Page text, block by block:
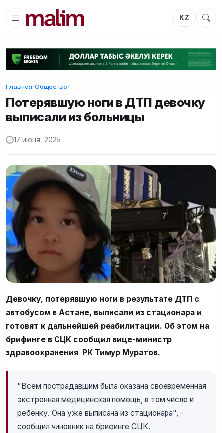
KZ
Главная/Общество/
Потерявшую ноги в ДТП девочку
выписали из больницы
17 июня, 2025
Девочку, потерявшую ноги в результате ДТП с
автобусом в Астане, выписали из стационара и
готовят к дальнейшей реабилитации. Об этом на
брифинге в СЦК сообщил вице-министр
здравоохранения РК Тимур Муратов.
"Всем пострадавшим была оказана своевременная
экстренная медицинская помощь, в том числе и
ребенку. Она уже выписана из стационара", -
сообщил чиновник на брифинге СЦК.